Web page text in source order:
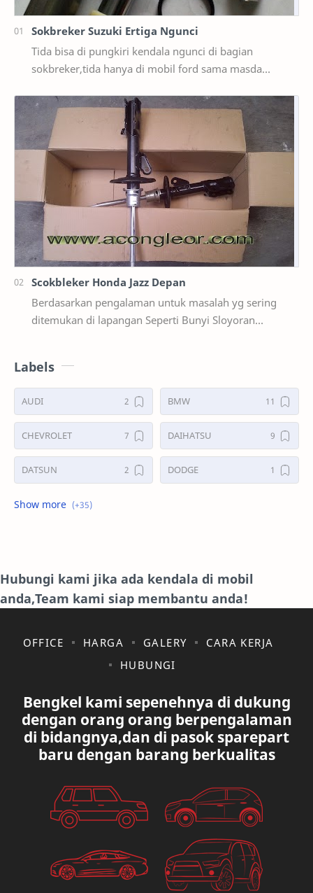
Sokbreker Suzuki Ertiga Ngunci
Tida bisa di pungkiri kendala ngunci di bagian
sokbreker,tida hanya di mobil ford sama masda
Scokbleker Honda Jazz Depan
Berdasarkan pengalaman untuk masalah yg sering
ditemukan di lapangan Seperti Bunyi Sloyoran
Labels
AUDI BMW
CHEVROLET DAIHATSU
DATSUN DODGE
FORD
INTERNET ISUZU
JAGUAR. KAKI-KAKI
KIA KONSULTASI
MAZDA MERCEDES BANZ
MITSUBISHI MUSIK
PAUGEOT PETA
PORUM
PROTON RANGE ROVER
Hubungi kami jika ada kendala di mobil
anda,Team kami siap membantu anda!
OFFICE HARGA GALERY
CARA KERJA
HUBUNGI
Bengkel kami sepenehnya di dukung
dengan orang orang berpengalaman
di bidangnya,dan di pasok sparepart
baru dengan barang berkualitas